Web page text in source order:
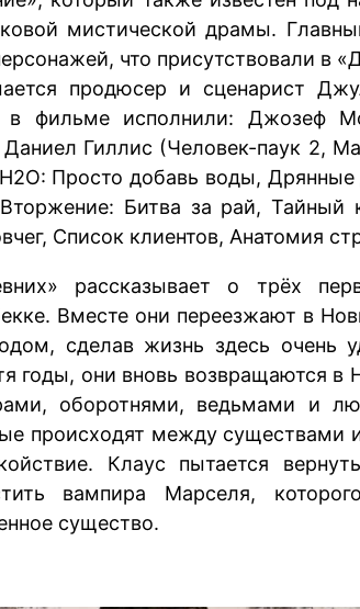
мистической драмы.
что присутствовали в
продюсер и сценарист
в фильме исполнили: Джозеф
Гиллис (Человек-паук 2,
Просто добавь воды,
Битва за рай, Тайный
Список клиентов, Анатомия
рассказывает о трёх
Вместе они переезжают в
сделав жизнь здесь очень
годы, они вновь возвращаются в
оборотнями, ведьмами и
происходят между существами
Клаус пытается
вампира Марселя,
существо.